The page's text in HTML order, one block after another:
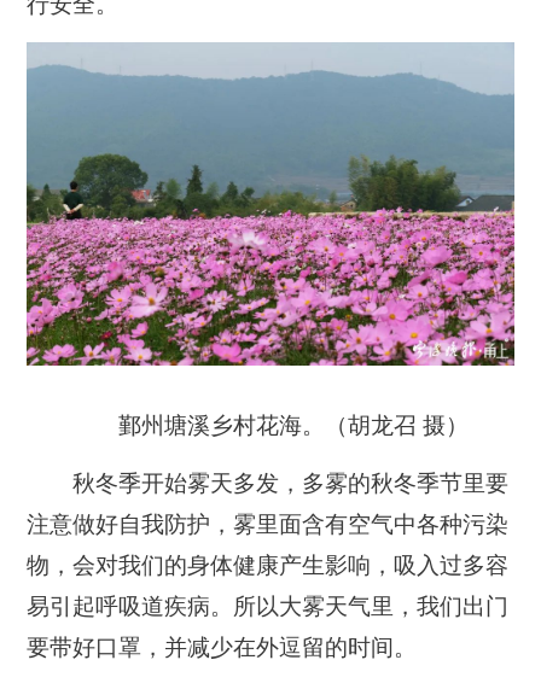
鄞州塘溪乡村花海。（胡龙召 摄）
秋冬季开始雾天多发， 多雾的秋冬季节里要
注意做好自我防护，雾里面含有空气中各种污染
物，会对我们的身体健康产生影响，吸入过多容
易引起呼吸道疾病。所以大雾天气里，我们出门
要带好口罩，并减少在外逗留的时间。